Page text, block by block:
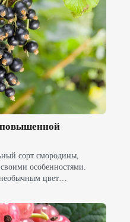
сорт смородины,
особенностями.
цвет…